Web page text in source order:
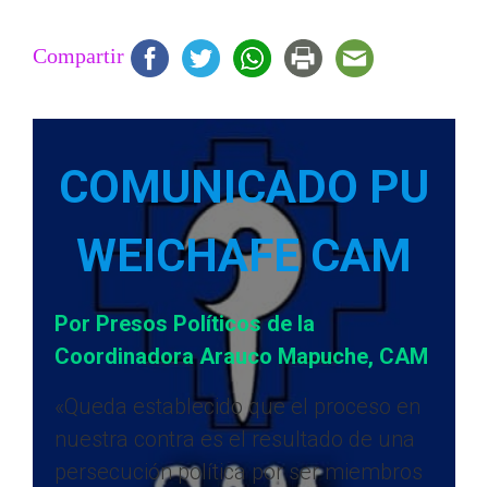
Compartir
COMUNICADO PU
WEICHAFE CAM
Por Presos Políticos de la
Coordinadora Arauco Mapuche, CAM
«Queda establecido que el proceso en
nuestra contra es el resultado de una
persecución política por ser miembros